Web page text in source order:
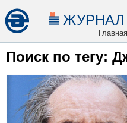
ЖУРНАЛ
Главная
Поиск по тегу: